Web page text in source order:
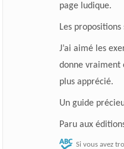
page ludique.
Les
J’ai aimé les
donne vraiment
plus apprécié.
Un guide
Paru aux
Si vous avez